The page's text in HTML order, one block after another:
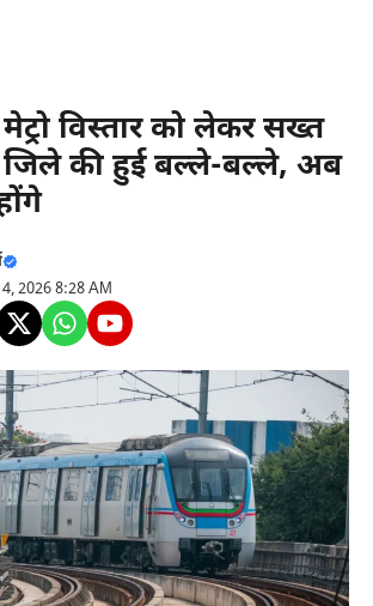
विस्तार को लेकर सख्त
की हुई बल्ले-बल्ले, अब
2026 8:28 AM